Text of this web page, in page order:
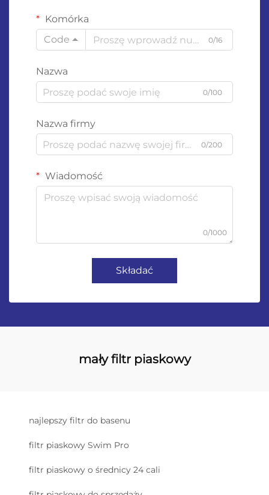
Komórka
Code
0/16
Nazwa
0/100
Nazwa firmy
0/200
Wiadomość
0/1000
Składać
mały filtr piaskowy
najlepszy filtr do basenu
filtr piaskowy Swim Pro
filtr piaskowy o średnicy 24 cali